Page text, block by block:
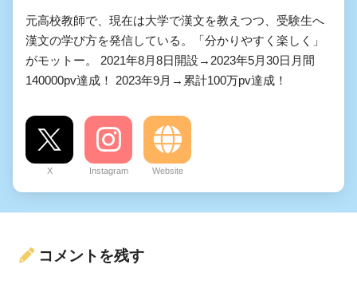
元高校教師で、現在は大学で漢文を教えつつ、受験生へ
漢文の学び方を発信している。「分かりやすく楽しく」
がモットー。 2021年8月8日開設→2023年5月30日月間
140000pv達成！ 2023年9月→累計100万pv達成！
X Instagram Website
コメントを残す